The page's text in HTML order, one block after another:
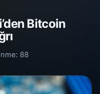
Bitcoin
88